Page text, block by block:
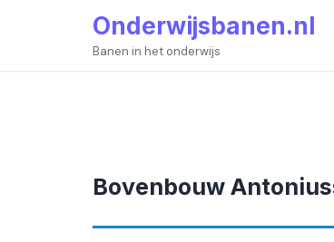
Onderwijsbanen.nl
Banen in het onderwijs
Bovenbouw